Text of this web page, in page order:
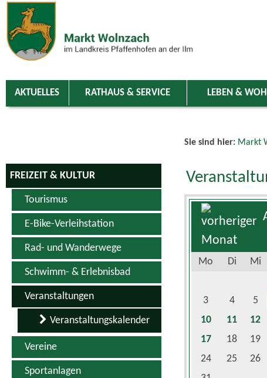
Zum Inhalt zur Navigation
AKTUELLES RATHAUS & SERVICE LEBEN &
FREIZEIT & KULTUR
Tourismus
E-Bike-Verleihstation
Rad- und Wanderwege
Schwimm- & Erlebnisbad
Veranstaltungen
Veranstaltungskalender
Vereine
Sportanlagen
Sie sind hier: Markt
Mo Di Mi
3
4 5
10
11 12
17
18 19
24
25 26